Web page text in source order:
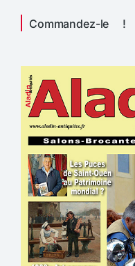
Commandez-le !